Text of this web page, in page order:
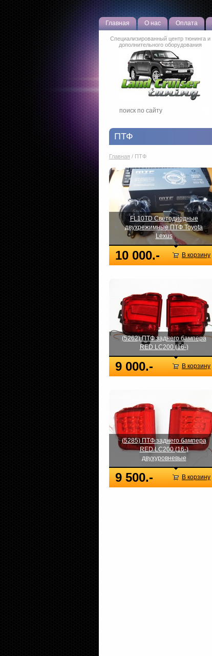
Главная О нас Оплата
Специализированный центр тюнинга и
дополнительного оборудования
ПТФ
Главная / ПТФ
FL10TD Светодиодные
двухрежимные ПТФ Toyota
Lexus
10 000.- В корзину
(5262) ПТФ заднего бампера
RED LC200 (16-)
9 000.- В корзину
(5285) ПТФ заднего бампера
RED LC200 (16-)
двухуровневые
9 500.- В корзину